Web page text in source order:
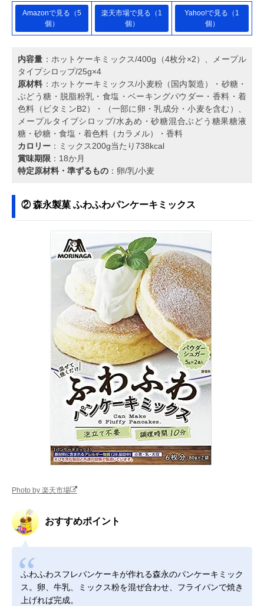
Amazonで見る（5
個）
楽天市場で見る（1
個）
Yahoo!で見る（1
個）
内容量 ：ホットケーキミックス/400g（4枚分×2）、メープル
タイプシロップ/25g×4
原材料 ：ホットケーキミックス/小麦粉（国内製造）・砂糖・
ぶどう糖・脱脂粉乳・食塩・ベーキングパウダー・香料・着
色料（ビタミンB2）・（一部に卵・乳成分・小麦を含む）、
メープルタイプシロップ/水あめ・砂糖混合ぶどう糖果糖液
糖・砂糖・食塩・着色料（カラメル）・香料
カロリー ：ミックス200g当たり738kcal
賞味期限 ：18か月
特定原材料・準ずるもの ：卵/乳/小麦
② 森永製菓 ふわふわパンケーキミックス
Photo by 楽天市場
おすすめポイント
ふわふわスフレパンケーキが作れる森永のパンケーキミック
ス。卵、牛乳、ミックス粉を混ぜ合わせ、フライパンで焼き
上げれば完成。